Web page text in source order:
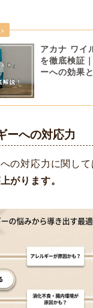
アカナ ワイ
を徹底検証
ーへの効果
ーへの対応力
の対応力に関し
がります。